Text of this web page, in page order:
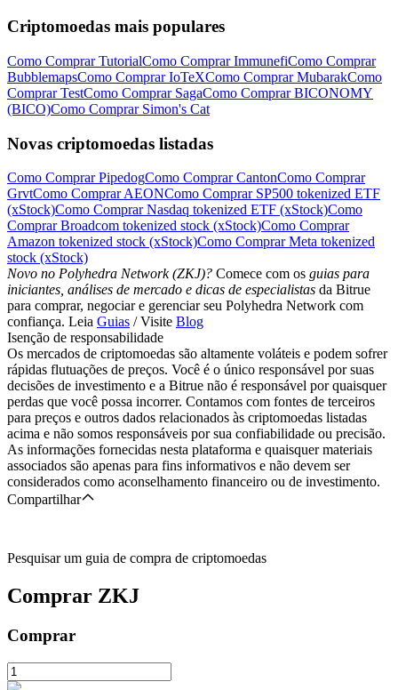
Criptomoedas mais populares
Como Comprar TutorialComo Comprar ImmunefiComo Comprar
BubblemapsComo Comprar IoTeXComo Comprar MubarakComo
Comprar TestComo Comprar SagaComo Comprar BICONOMY
(BICO)Como Comprar Simon's Cat
Novas criptomoedas listadas
Como Comprar PipedogComo Comprar CantonComo Comprar
GrvtComo Comprar AEONComo Comprar SP500 tokenized ETF
(xStock)Como Comprar Nasdaq tokenized ETF (xStock)Como
Comprar Broadcom tokenized stock (xStock)Como Comprar
Amazon tokenized stock (xStock)Como Comprar Meta tokenized
stock (xStock)
Novo no Polyhedra Network (ZKJ)? Comece com os guias para
iniciantes, análises de mercado e dicas de especialistas da Bitrue
para comprar, negociar e gerenciar seu Polyhedra Network com
confiança. Leia Guias / Visite Blog
Isenção de responsabilidade
Os mercados de criptomoedas são altamente voláteis e podem sofrer
rápidas flutuações de preços. Você é o único responsável por suas
decisões de investimento e a Bitrue não é responsável por quaisquer
perdas que você possa incorrer. Contamos com fontes de terceiros
para preços e outros dados relacionados às criptomoedas listadas
acima e não somos responsáveis por sua confiabilidade ou precisão.
As informações fornecidas nesta plataforma e quaisquer materiais
associados são apenas para fins informativos e não devem ser
considerados como aconselhamento financeiro ou de investimento.
Compartilhar
Pesquisar um guia de compra de criptomoedas
Comprar ZKJ
Comprar